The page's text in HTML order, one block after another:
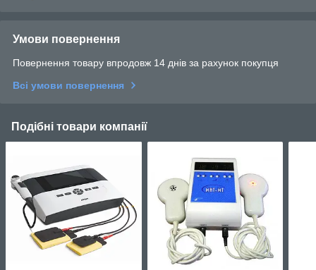
Умови повернення
Повернення товару впродовж 14 днів за рахунок покупця
Всі умови повернення
Подібні товари компанії